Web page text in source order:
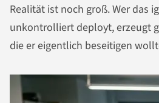
Realität ist noch groß. Wer das
unkontrolliert deployt, erzeugt
die er eigentlich beseitigen